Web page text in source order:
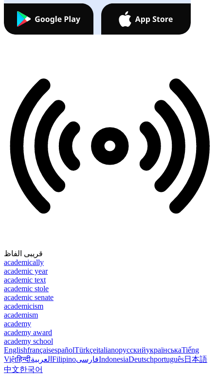
قریبی الفاظ
academically
academic year
academic text
academic stole
academic senate
academicism
academism
academy
academy award
academy school
EnglishfrançaisespañolTürkçeitalianoрусскийукраїнськаTiếng
Việtहिन्दीالعربية FilipinoفارسیIndonesiaDeutschportuguês日本語
中文한국어